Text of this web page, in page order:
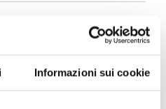
Informazioni sui cookie